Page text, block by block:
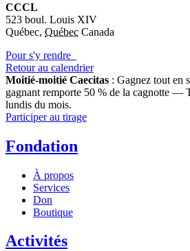
CCCL
523 boul. Louis XIV
Québec, Québec Canada
Pour s'y rendre
Retour au calendrier
Moitié-moitié Caecitas : Gagnez tout en
gagnant remporte 50 % de la cagnotte —
lundis du mois.
Participer au tirage
Fondation
À propos
Services
Don
Boutique
Activités